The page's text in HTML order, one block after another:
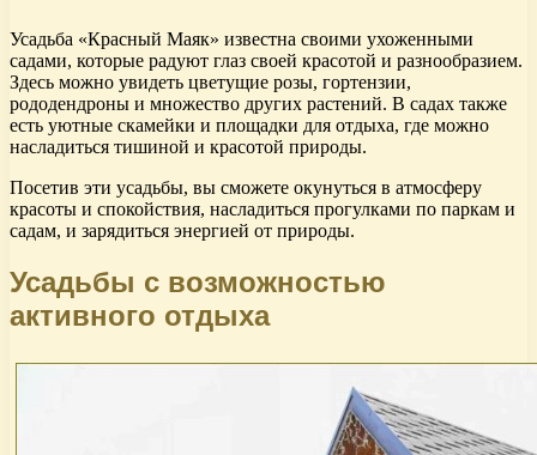
Усадьба «Красный Маяк» известна своими ухоженными
садами, которые радуют глаз своей красотой и разнообразием.
Здесь можно увидеть цветущие розы, гортензии,
рододендроны и множество других растений. В садах также
есть уютные скамейки и площадки для отдыха, где можно
насладиться тишиной и красотой природы.
Посетив эти усадьбы, вы сможете окунуться в атмосферу
красоты и спокойствия, насладиться прогулками по паркам и
садам, и зарядиться энергией от природы.
Усадьбы с возможностью
активного отдыха